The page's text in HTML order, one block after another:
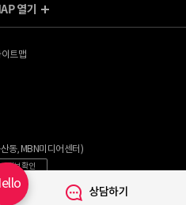
상담하기
인터넷+모바일
왜 헬로비전일까요?
직영몰 단독 혜택
기획전/이벤트
열기
트맵
동, MBN미디어센터)
정보 확인